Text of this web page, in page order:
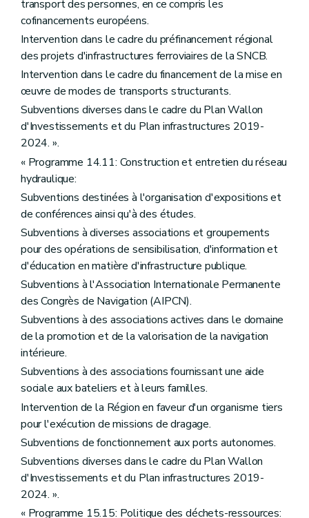
transport des personnes, en ce compris les
cofinancements européens.
Intervention dans le cadre du préfinancement régional
des projets d'infrastructures ferroviaires de la SNCB.
Intervention dans le cadre du financement de la mise en
œuvre de modes de transports structurants.
Subventions diverses dans le cadre du Plan Wallon
d'Investissements et du Plan infrastructures 2019-
2024. ».
« Programme 14.11: Construction et entretien du réseau
hydraulique:
Subventions destinées à l'organisation d'expositions et
de conférences ainsi qu'à des études.
Subventions à diverses associations et groupements
pour des opérations de sensibilisation, d'information et
d'éducation en matière d'infrastructure publique.
Subventions à l'Association Internationale Permanente
des Congrès de Navigation (AIPCN).
Subventions à des associations actives dans le domaine
de la promotion et de la valorisation de la navigation
intérieure.
Subventions à des associations fournissant une aide
sociale aux bateliers et à leurs familles.
Intervention de la Région en faveur d'un organisme tiers
pour l'exécution de missions de dragage.
Subventions de fonctionnement aux ports autonomes.
Subventions diverses dans le cadre du Plan Wallon
d'Investissements et du Plan infrastructures 2019-
2024. ».
« Programme 15.15: Politique des déchets-ressources: